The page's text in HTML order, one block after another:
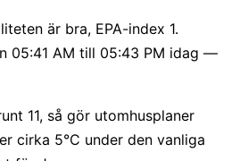
är bra, EPA-index 1.
05:41 AM till 05:43 PM idag —
11, så gör utomhusplaner
cirka 5°C under den vanliga